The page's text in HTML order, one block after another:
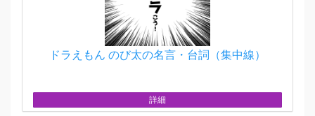
ドラえもん のび太の名言・台詞（集中線）
詳細